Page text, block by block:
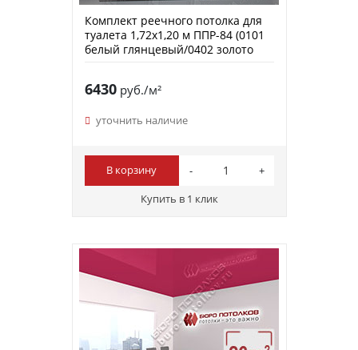
Комплект реечного потолка для
туалета 1,72х1,20 м ППР-84 (0101
белый глянцевый/0402 золото
6430руб./м²
уточнить наличие
В корзину
Купить в 1 клик